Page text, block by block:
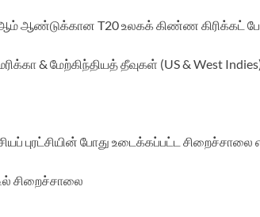
ஆம் ஆண்டுக்கான T20 உலகக் கிண்ண கிரிக்கட்
& மேற்கிந்தியத் தீவுகள் (US & West
புரட்சியின் போது உடைக்கப்பட்ட சிறைச்சாலை
சிறைச்சாலை